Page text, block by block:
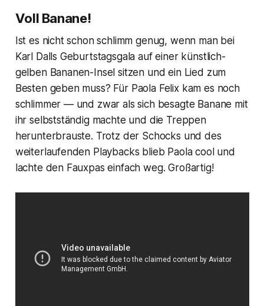
Voll Banane!
Ist es nicht schon schlimm genug, wenn man bei
Karl Dalls Geburtstagsgala auf einer künstlich-
gelben Bananen-Insel sitzen und ein Lied zum
Besten geben muss? Für Paola Felix kam es noch
schlimmer — und zwar als sich besagte Banane mit
ihr selbstständig machte und die Treppen
herunterbrauste. Trotz der Schocks und des
weiterlaufenden Playbacks blieb Paola cool und
lachte den Fauxpas einfach weg. Großartig!